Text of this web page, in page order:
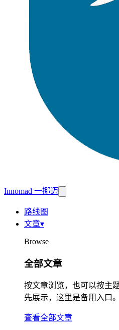
Innomad 一挪迈
路线图
文章▾
Browse
全部文章
按文章浏览，也可以按主
先展示，这里是备用入口。
查看全部文章